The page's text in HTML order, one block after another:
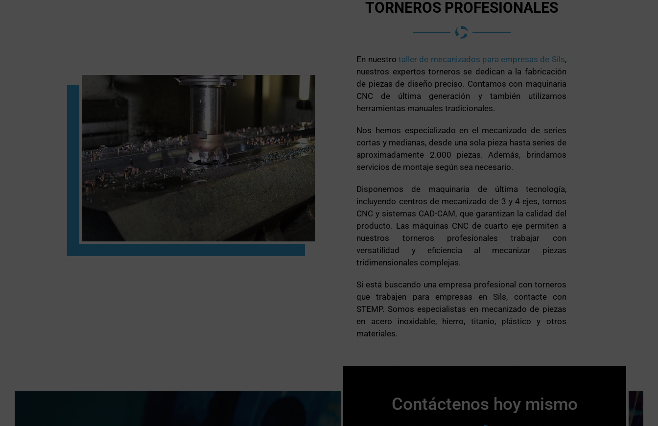
TORNEROS PROFESIONALES
En nuestro taller de mecanizados para empresas de Sils,
nuestros expertos torneros se dedican a la fabricación
de piezas de diseño preciso. Contamos con maquinaria
CNC de última generación y también utilizamos
herramientas manuales tradicionales.
Nos hemos especializado en el mecanizado de series
cortas y medianas, desde una sola pieza hasta series de
aproximadamente 2.000 piezas. Además, brindamos
servicios de montaje según sea necesario.
Disponemos de maquinaria de última tecnología,
incluyendo centros de mecanizado de 3 y 4 ejes, tornos
CNC y sistemas CAD-CAM, que garantizan la calidad del
producto. Las máquinas CNC de cuarto eje permiten a
nuestros torneros profesionales trabajar con
versatilidad y eficiencia al mecanizar piezas
tridimensionales complejas.
Si está buscando una empresa profesional con torneros
que trabajen para empresas en Sils, contacte con
STEMP. Somos especialistas en mecanizado de piezas
en acero inoxidable, hierro, titanio, plástico y otros
materiales.
Contáctenos hoy mismo